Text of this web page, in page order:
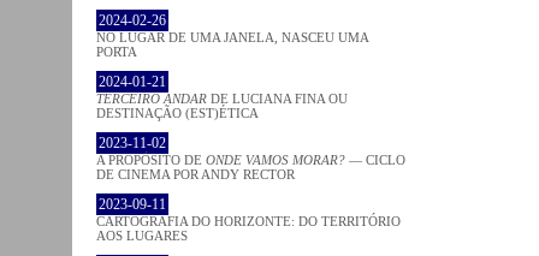
2024-02-26
NO LUGAR DE UMA JANELA, NASCEU UMA
PORTA
2024-01-21
TERCEIRO ANDAR DE LUCIANA FINA OU
DESTINAÇÃO (EST)ÉTICA
2023-11-02
A PROPÓSITO DE ONDE VAMOS MORAR? — CICLO
DE CINEMA POR ANDY RECTOR
2023-09-11
CARTOGRAFIA DO HORIZONTE: DO TERRITÓRIO
AOS LUGARES